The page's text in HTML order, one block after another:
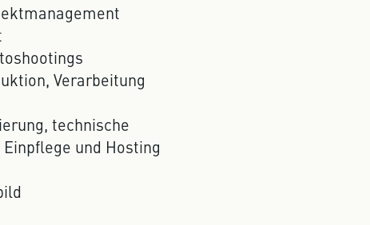
Verarbeitung
technische
und Hosting